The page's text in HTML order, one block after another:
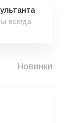
всегда
Новинки